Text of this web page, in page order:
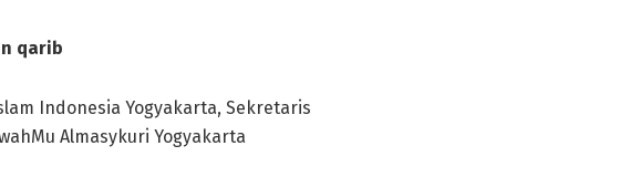
qarib
Indonesia Yogyakarta, Sekretaris
Almasykuri Yogyakarta